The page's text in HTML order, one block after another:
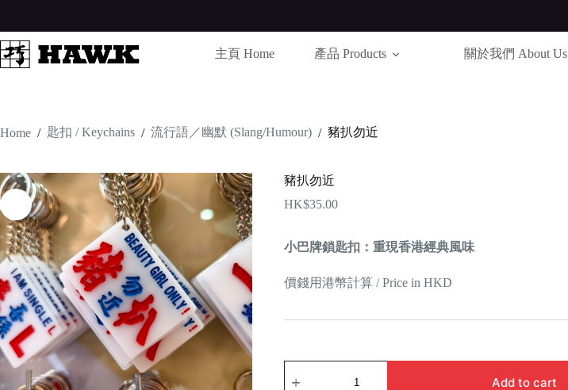
content
主頁 Home
產品 Products 關於我們 About Us
Home / 匙扣 / Keychains / 流行語／幽默 (Slang/Humour) / 豬扒勿近
豬扒勿近
HK$35.00
小巴牌鎖匙扣：重現香港經典風味
價錢用港幣計算 / Price in HKD
扒
Add to cart